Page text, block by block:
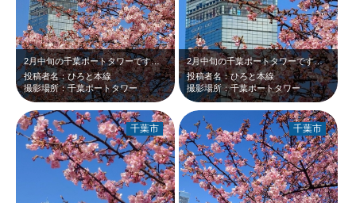
2月中旬の千葉ポートタワーです。野外ステージ脇のピンクの河津桜が青空に映えて綺…
投稿者名：ひろと本線
撮影場所：千葉ポートタワー
2月中旬の千葉ポートタワーです。野外ステージ脇のピンクの河津桜が青空に映えて綺…
投稿者名：ひろと本線
撮影場所：千葉ポートタワー
千葉市 千葉市